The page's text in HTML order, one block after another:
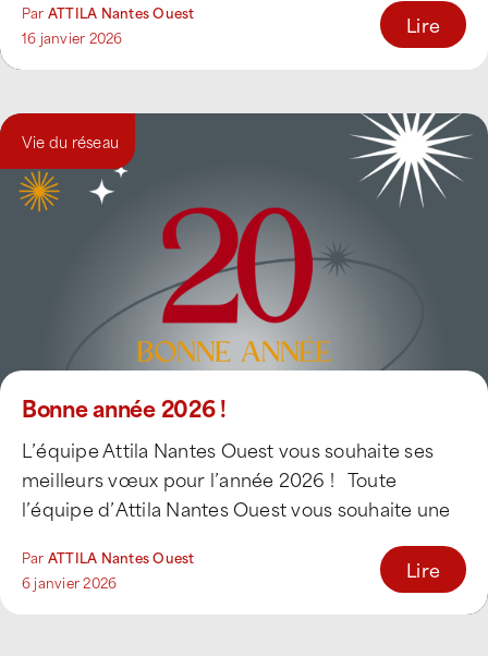
Par ATTILA Nantes Ouest
16 janvier 2026
Lire
Vie du réseau
Bonne année 2026 !
L’équipe Attila Nantes Ouest vous souhaite ses
meilleurs vœux pour l’année 2026 ! Toute
l’équipe d’Attila Nantes Ouest vous souhaite une
Par ATTILA Nantes Ouest
6 janvier 2026
Lire